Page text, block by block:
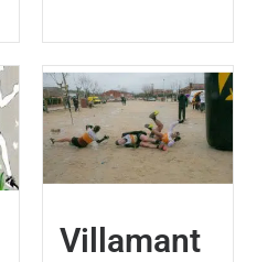
Villamant